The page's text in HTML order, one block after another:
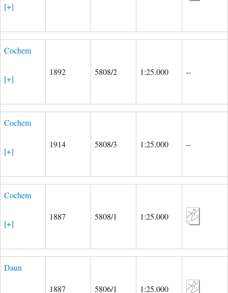
[+]
Cochem
[+]
1892 5808/2 1:25.000 --
Cochem
[+]
1914 5808/3 1:25.000 --
Cochem
[+]
1887 5808/1 1:25.000
Daun
1887 5806/1 1:25.000